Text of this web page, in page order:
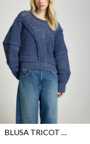
BLUSA TRICOT LE LIS GÊNOVA FEMININA